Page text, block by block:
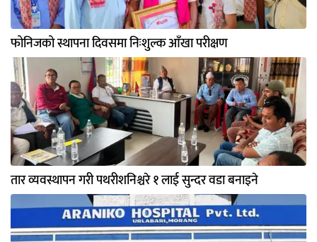
फोनिजको स्थापना दिवसमा निःशुल्क आँखा परीक्षण
तार व्यवस्थापन गरी पथरीशनिश्चरे १ लाई सुन्दर वडा बनाइने